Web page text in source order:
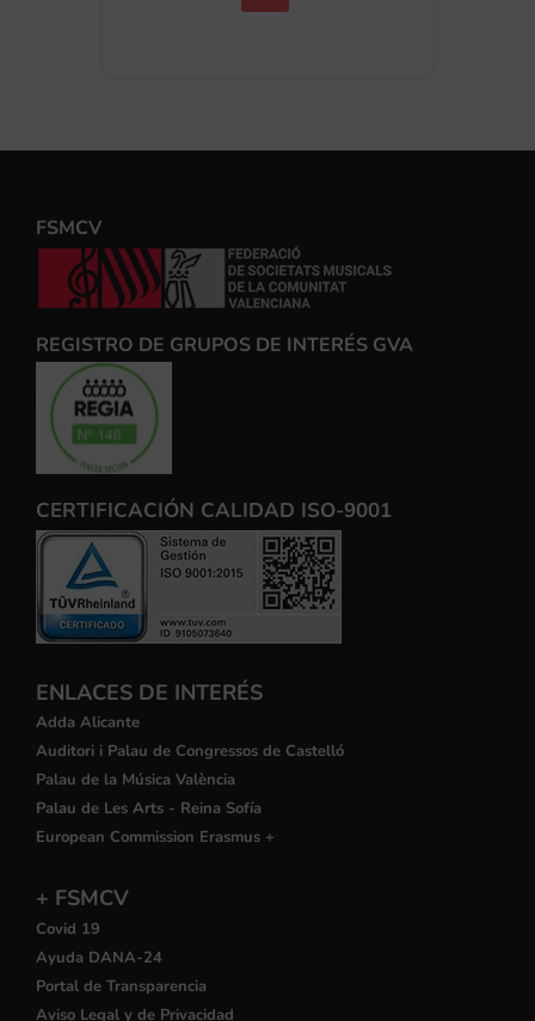
FSMCV
REGISTRO DE GRUPOS DE INTERÉS GVA
CERTIFICACIÓN CALIDAD ISO-9001
ENLACES DE INTERÉS
Adda Alicante
Auditori i Palau de Congressos de Castelló
Palau de la Música València
Palau de Les Arts - Reina Sofía
European Commission Erasmus +
+ FSMCV
Covid 19
Ayuda DANA-24
Portal de Transparencia
Aviso Legal y de Privacidad